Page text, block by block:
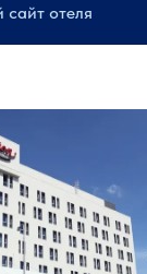
отеля